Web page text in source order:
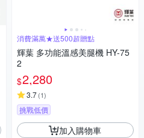
消費滿萬★送500超贈點
輝葉 多功能溫感美腿機 HY-75
2
$2,280
3.7(1)
挑戰低價
加入購物車